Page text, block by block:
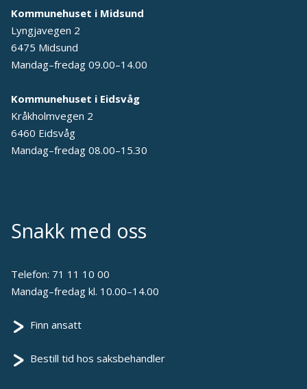
Kommunehuset i Midsund
Lyngjavegen 2
6475 Midsund
Mandag–fredag 09.00–14.00
Kommunehuset i Eidsvåg
Kråkholmvegen 2
6460 Eidsvåg
Mandag–fredag 08.00–15.30
Snakk med oss
Telefon: 71 11 10 00
Mandag–fredag kl. 10.00–14.00
Finn ansatt
Bestill tid hos saksbehandler